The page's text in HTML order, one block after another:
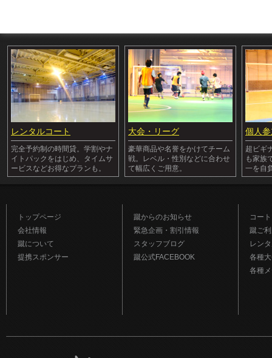
レンタルコート
完全予約制の時間貸。学割やナ
イトパックをはじめ、タイムサ
ービスなどお得なプランも。
大会・リーグ
豪華商品や名誉をかけてチーム
戦。レベル・性別などに合わせ
て幅広くご用意。
個人
超ビギ
も家族
一を自
トップページ
会社情報
蹴について
提携スポンサー
蹴からのお知らせ
緊急企画・割引情報
スタッフブログ
蹴公式FACEBOOK
コー
蹴ご
レン
各種
各種